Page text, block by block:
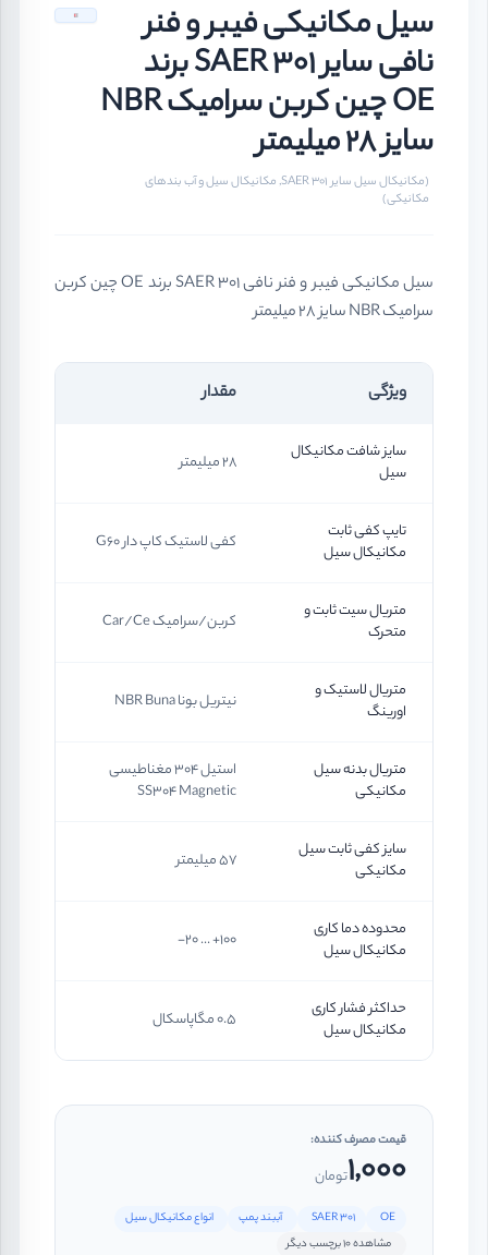
سیل مکانیکی فیبر و فنر
نافی سایر SAER 301 برند
OE چین کربن سرامیک NBR
سایز 28 میلیمتر
(مکانیکال سیل سایر SAER 301, مکانیکال سیل و آب بندهای
مکانیکی)
سیل مکانیکی فیبر و فنر نافی SAER 301 برند OE چین کربن
سرامیک NBR سایز 28 میلیمتر
ویژگی مقدار
سایز شافت مکانیکال
سیل
28 میلیمتر
تایپ کفی ثابت
مکانیکال سیل
کفی لاستیک کاپ دار G60
متریال سیت ثابت و
متحرک
کربن/سرامیک Car/Ce
متریال لاستیک و
اورینگ
نیتریل بونا NBR Buna
متریال بدنه سیل
مکانیکی
استیل 304 مغناطیسی
SS304 Magnetic
سایز کفی ثابت سیل
مکانیکی
57 میلیمتر
محدوده دما کاری
مکانیکال سیل
100+ ... 20-
حداکثر فشار کاری
مکانیکال سیل
0.5 مگاپاسکال
قیمت مصرف کننده:
1,000تومان
OE
SAER 301 آببند پمپ
انواع مکانیکال سیل
مشاهده 10 برچسب دیگر